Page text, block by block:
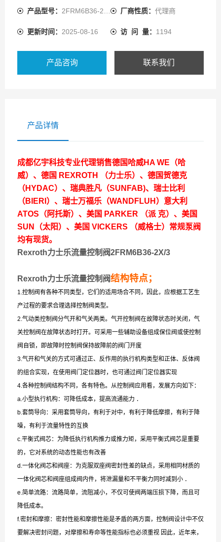
（液压缸或液压马达）运动速度的阀类。
产品型号： 2FRM6B36-2X/3QRV 厂商性质： 代理商
更新时间： 2025-08-16 访 问 量： 1194
产品咨询 联系我们
产品详情
成都亿宇科技专业代理销售德国哈威HA WE（哈
威）、德国 REXROTH （力士乐）、德国贺德克
（HYDAC）、瑞典胜凡（SUNFAB)、瑞士比利
（BIERI）、瑞士万福乐（WANDFLUH）意大利
ATOS（阿托斯）、美国 PARKER （派 克）、美国
SUN（太阳）、美国 VICKERS （威格士）常规泵阀
均有现货。
Rexroth力士乐流量控制阀2FRM6B36-2X/3
Rexroth力士乐流量控制阀结构特点；
1.控制阀有各种不同类型，它们的适用场合不同，因此，应根据工艺生
产过程的要求合理选择控制阀类型。
2.气动类控制阀分气开和气关两类。气开控制阀在故障状态时关闭，气
关控制阀在故障状态时打开。可采用一些辅助设备组成保位阀或使控制
阀自锁，即故障时控制阀保持故障前的阀门开度
3.气开和气关的方式可通过正、反作用的执行机构类型和正体、反体阀
的组合实现，在使用阀门定位器时，也可通过阀门定位器实现
4.各种控制阀结构不同，各有特色。从控制阀应用看，发展方向如下：
a.小型执行机构：可降低成本，提高流通能力 ．
b.套筒导向：采用套筒导向，有利于对中，有利于降低摩擦，有利于降
噪，有利于流量特性的互换
c.平衡式阀芯：为降低执行机构推力或推力矩，采用平衡式阀芯是重要
的，它对系统的动态性能也有改善
d.一体化阀芯和阀座：为克服双座阀密封性差的缺点，采用相同材质的
一体化阀芯和阀座组成阀内件，将泄漏量和不平衡力同时减到小 ．
e.简单流路：流路简单，流阻减小，不仅可使阀两端压损下降，而且可
降低成本。
f.密封和摩擦：密封性能和摩擦性能是矛盾的两方面，控制阀设计中不仅
要解决密封问题，对摩擦和寿命等性能指标也必须重视 因此，近年来，